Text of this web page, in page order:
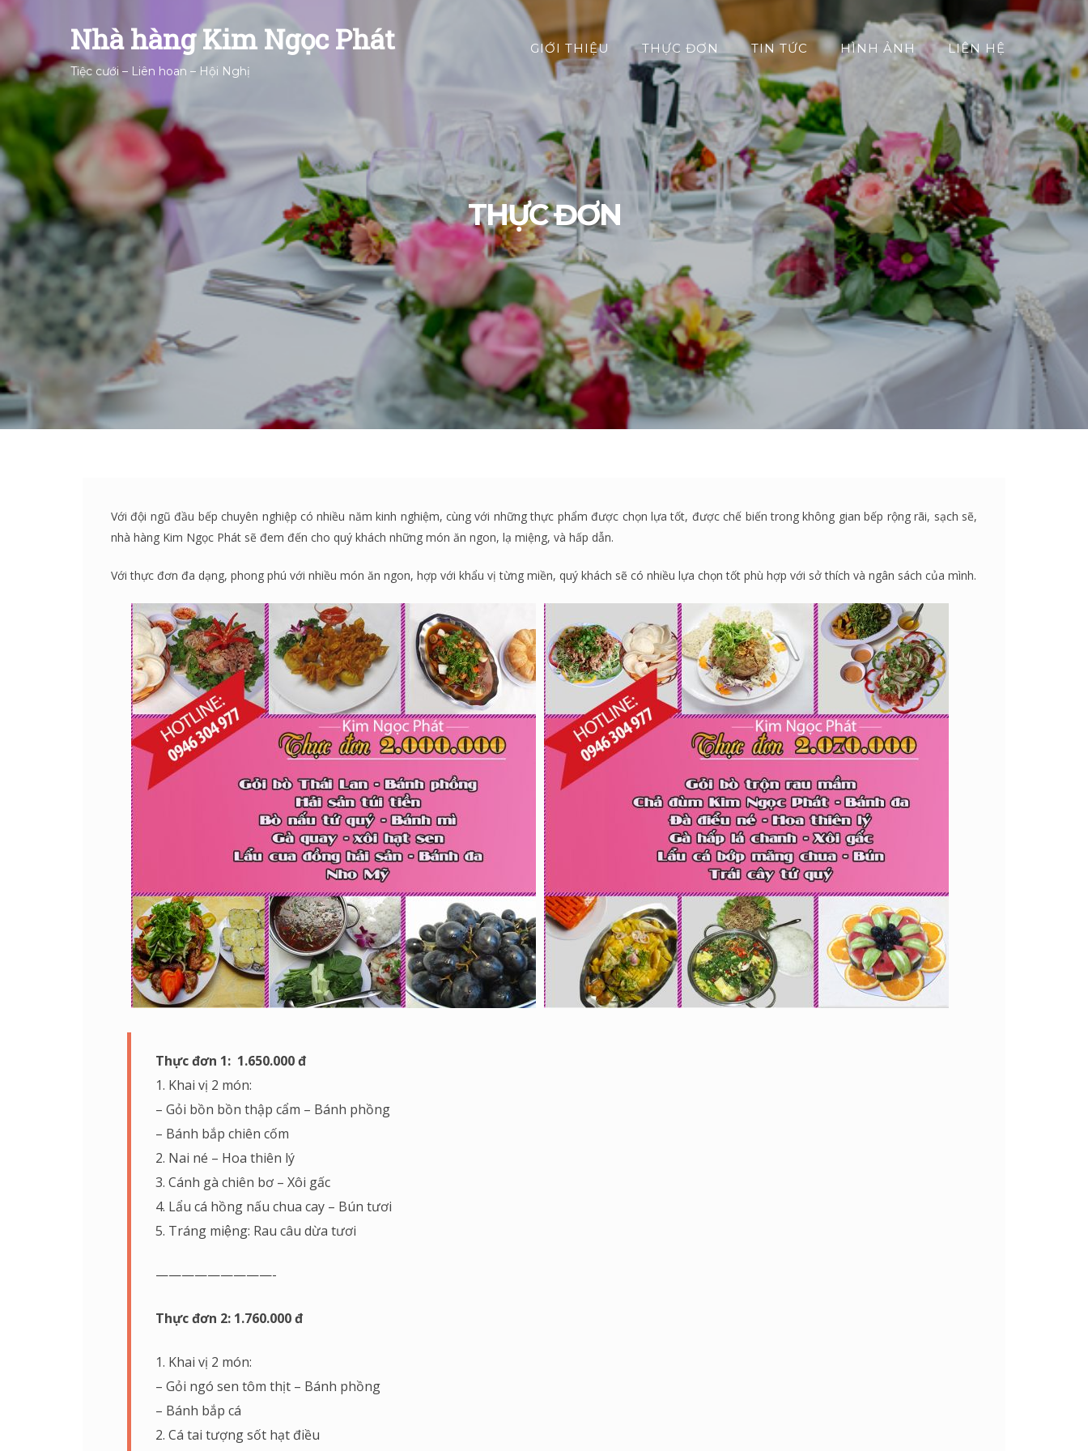
Nhà hàng Kim Ngọc Phát
Tiệc cưới – Liên hoan – Hội Nghị
GIỚI THIỆU THỰC ĐƠN TIN TỨC HÌNH ẢNH LIÊN HỆ
THỰC ĐƠN
Với đội ngũ đầu bếp chuyên nghiệp có nhiều năm kinh nghiệm, cùng với những thực phẩm được chọn lựa tốt, được chế biến trong không gian bếp rộng rãi, sạch sẽ,
nhà hàng Kim Ngọc Phát sẽ đem đến cho quý khách những món ăn ngon, lạ miệng, và hấp dẫn.
Với thực đơn đa dạng, phong phú với nhiều món ăn ngon, hợp với khẩu vị từng miền, quý khách sẽ có nhiều lựa chọn tốt phù hợp với sở thích và ngân sách của mình.
Thực đơn 1: 1.650.000 đ
1. Khai vị 2 món:
– Gỏi bồn bồn thập cẩm – Bánh phồng
– Bánh bắp chiên cốm
2. Nai né – Hoa thiên lý
3. Cánh gà chiên bơ – Xôi gấc
4. Lẩu cá hồng nấu chua cay – Bún tươi
5. Tráng miệng: Rau câu dừa tươi
—————————-
Thực đơn 2: 1.760.000 đ
1. Khai vị 2 món:
– Gỏi ngó sen tôm thịt – Bánh phồng
– Bánh bắp cá
2. Cá tai tượng sốt hạt điều